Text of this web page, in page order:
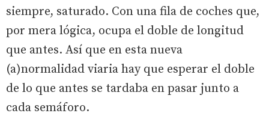
siempre, saturado. Con una fila de coches que,
por mera lógica, ocupa el doble de longitud
que antes. Así que en esta nueva
(a)normalidad viaria hay que esperar el doble
de lo que antes se tardaba en pasar junto a
cada semáforo.